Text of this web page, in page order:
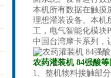
本机所有数据在触摸
理想灌装设备。本机
工，电气智能化模块
中国台湾摩卡系列，
农药灌装机 84强酸
1、整机物料接触部